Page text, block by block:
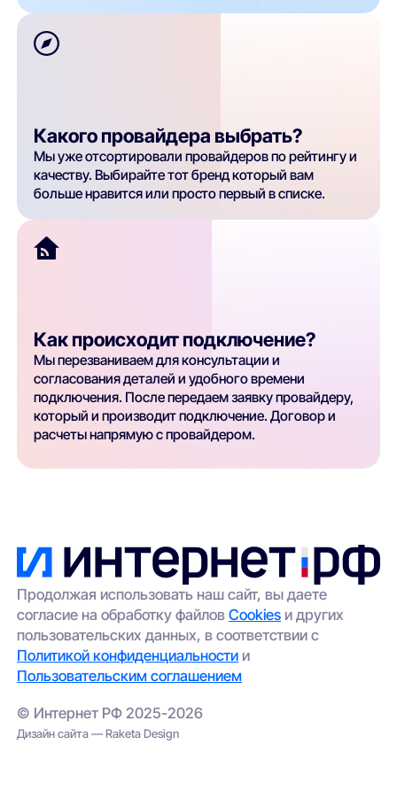
Какого провайдера выбрать?
Мы уже отсортировали провайдеров по рейтингу и
качеству. Выбирайте тот бренд который вам
больше нравится или просто первый в списке.
Как происходит подключение?
Мы перезваниваем для консультации и
согласования деталей и удобного времени
подключения. После передаем заявку провайдеру,
который и производит подключение. Договор и
расчеты напрямую с провайдером.
Продолжая использовать наш сайт, вы даете
согласие на обработку файловCookies и других
пользовательских данных, в соответствии с
Политикой конфиденциальности и
Пользовательским соглашением
© Интернет РФ 2025-2026
Дизайн сайта — Raketa Design